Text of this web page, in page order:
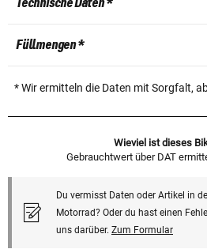
Füllmengen *
* Wir ermitteln die Daten mit Sorgfalt,
Wieviel ist dieses
Gebrauchtwert über DAT
Du vermisst Daten oder Artikel in
Motorrad? Oder du hast einen
uns darüber. Zum Formular